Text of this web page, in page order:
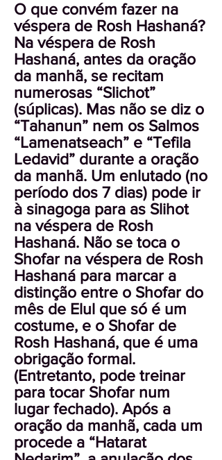
O que convém fazer na
véspera de Rosh Hashaná?
Na véspera de Rosh
Hashaná, antes da oração
da manhã, se recitam
numerosas “Slichot”
(súplicas). Mas não se diz o
“Tahanun” nem os Salmos
“Lamenatseach” e “Tefila
Ledavid” durante a oração
da manhã. Um enlutado (no
período dos 7 dias) pode ir
à sinagoga para as Slihot
na véspera de Rosh
Hashaná. Não se toca o
Shofar na véspera de Rosh
Hashaná para marcar a
distinção entre o Shofar do
mês de Elul que só é um
costume, e o Shofar de
Rosh Hashaná, que é uma
obrigação formal.
(Entretanto, pode treinar
para tocar Shofar num
lugar fechado). Após a
oração da manhã, cada um
procede a “Hatarat